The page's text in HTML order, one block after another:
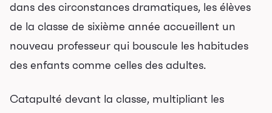
dans des circonstances dramatiques, les élèves
de la classe de sixième année accueillent un
nouveau professeur qui bouscule les habitudes
des enfants comme celles des adultes.
Catapulté devant la classe, multipliant les